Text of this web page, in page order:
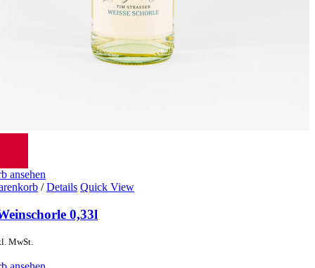
ansehen
/ Details Quick View
0,33l
MwSt.